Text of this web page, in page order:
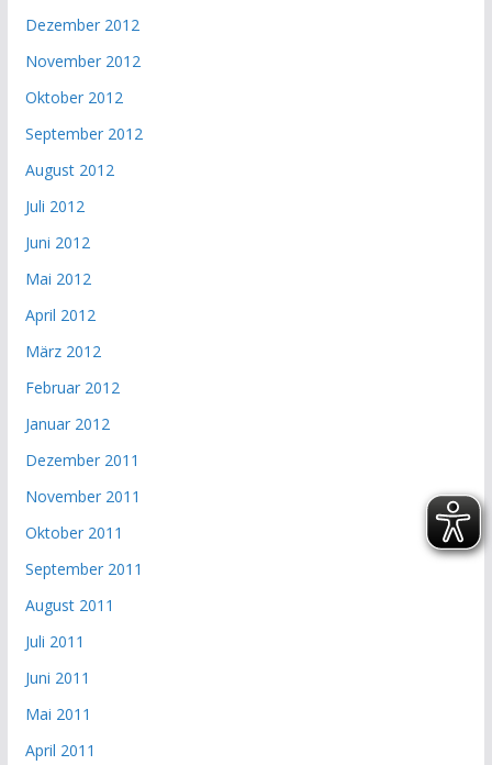
Dezember 2012
November 2012
Oktober 2012
September 2012
August 2012
Juli 2012
Juni 2012
Mai 2012
April 2012
März 2012
Februar 2012
Januar 2012
Dezember 2011
November 2011
Oktober 2011
September 2011
August 2011
Juli 2011
Juni 2011
Mai 2011
April 2011